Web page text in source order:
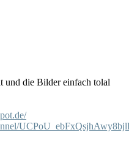
und die Bilder einfach tolal